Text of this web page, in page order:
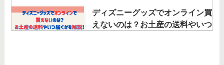
ディズニーグッズでオンライン買
えないのは？お土産の送料やいつ